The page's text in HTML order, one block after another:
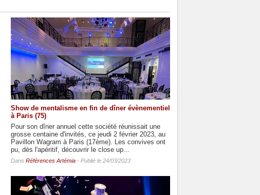
Show de mentalisme en fin de dîner évènementiel
à Paris (75)
Pour son dîner annuel cette société réunissait une
grosse centaine d'invités, ce jeudi 2 février 2023, au
Pavillon Wagram à Paris (17ème). Les convives ont
pu, dès l'apéritif, découvrir le close up...
Dans Références Artémia - Publié le 24/03/2023